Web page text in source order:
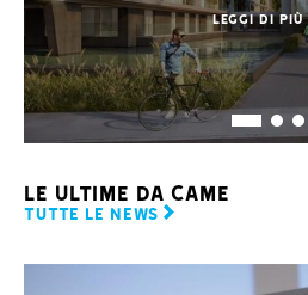
LEGGI DI PIÙ
LE ULTIME DA CAME
TUTTE LE NEWS